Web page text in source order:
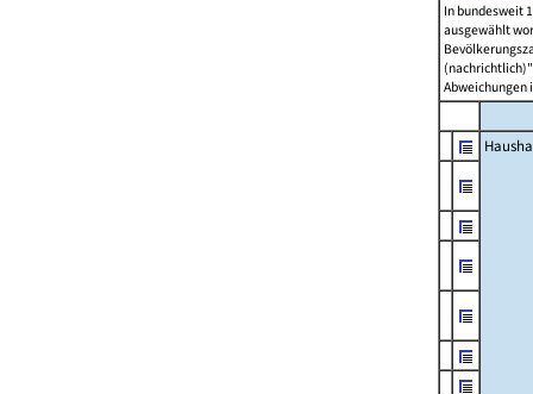
In bundesweit
ausgewählt
Abweichungen